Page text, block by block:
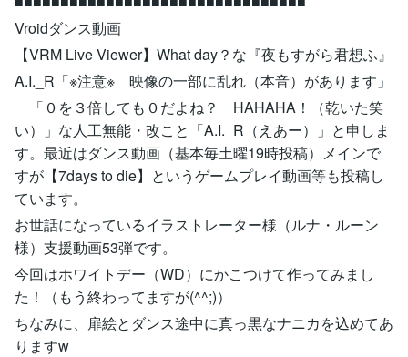
Vroidダンス動画
【VRM Live Viewer】What day？な『夜もすがら君想ふ』
A.I._R「※注意※ 映像の一部に乱れ（本音）があります」
「０を３倍しても０だよね？ HAHAHA！（乾いた笑
い）」な人工無能・改こと「A.I._R（えあー）」と申しま
す。最近はダンス動画（基本毎土曜19時投稿）メインで
すが【7days to die】というゲームプレイ動画等も投稿し
ています。
お世話になっているイラストレーター様（ルナ・ルーン
様）支援動画53弾です。
今回はホワイトデー（WD）にかこつけて作ってみまし
た！（もう終わってますが(^^;)）
ちなみに、扉絵とダンス途中に真っ黒なナニカを込めてあ
りますw